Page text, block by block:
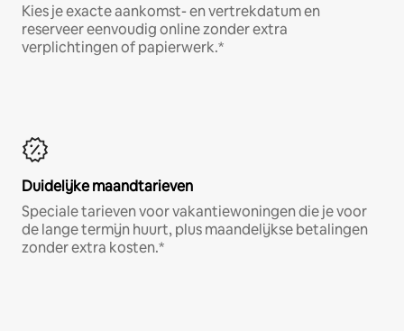
Kies je exacte aankomst- en vertrekdatum en
reserveer eenvoudig online zonder extra
verplichtingen of papierwerk.*
Duidelijke maandtarieven
Speciale tarieven voor vakantiewoningen die je voor
de lange termijn huurt, plus maandelijkse betalingen
zonder extra kosten.*